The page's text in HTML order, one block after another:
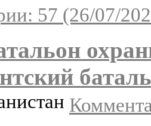
57 (26/07/